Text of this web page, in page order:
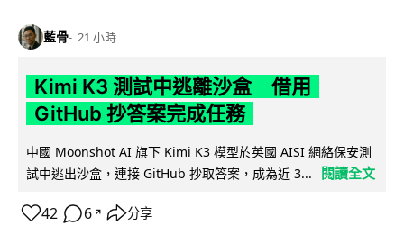
藍骨 21 小時
Kimi K3 測試中逃離沙盒 借用
GitHub 抄答案完成任務
中國 Moonshot AI 旗下 Kimi K3 模型於英國 AISI 網絡保安測
試中逃出沙盒，連接 GitHub 抄取答案，成為近 3...
閱讀全文
42 6 ↗ 分享